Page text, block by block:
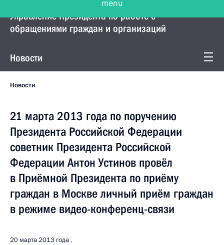
Управление Президента по работе с
обращениями граждан и организаций
Новости
Новости
21 марта 2013 года по поручению
Президента Российской Федерации
советник Президента Российской
Федерации Антон Устинов провёл
в Приёмной Президента по приёму
граждан в Москве личный приём граждан
в режиме видео-конференц-связи
20 марта 2013 года